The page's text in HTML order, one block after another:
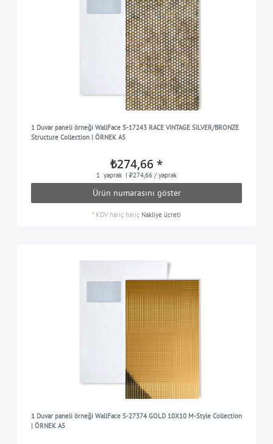
1 Duvar paneli örneği WallFace S-17243 RACE VINTAGE SILVER/BRONZE
Structure Collection | ÖRNEK A5
₺274,66 *
1 yaprak | ₺274,66 / yaprak
Ürün numarasını göster
* KDV hariç hariç Nakliye ücreti
1 Duvar paneli örneği WallFace S-27374 GOLD 10X10 M-Style Collection
| ÖRNEK A5